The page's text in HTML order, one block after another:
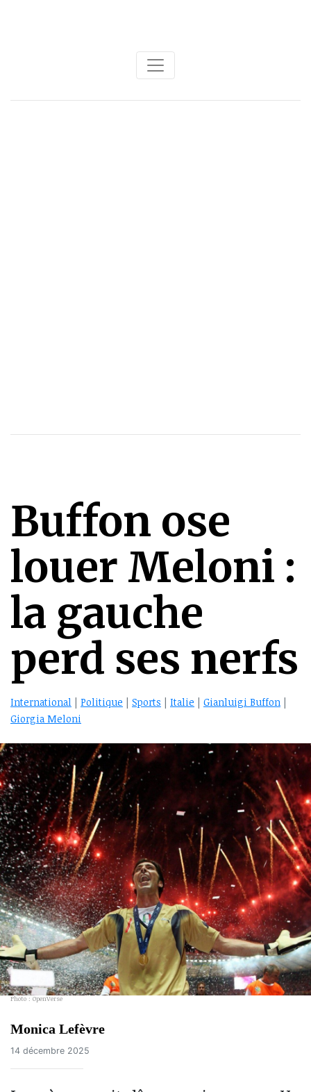
Buffon ose
louer Meloni :
la gauche
perd ses nerfs
International | Politique | Sports | Italie | Gianluigi Buffon |
Giorgia Meloni
Photo : OpenVerse
Monica Lefèvre
14 décembre 2025